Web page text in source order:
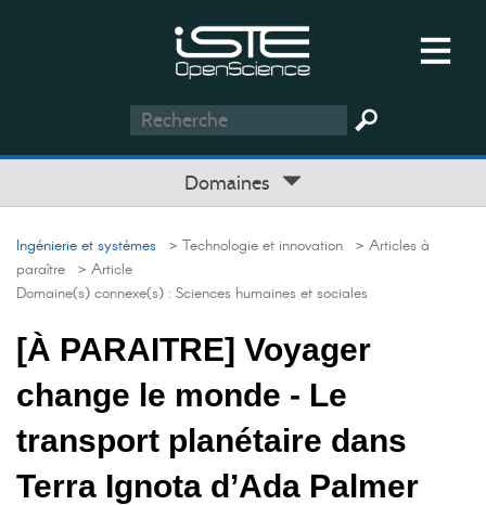
Domaines
Ingénierie et systèmes > Technologie et innovation > Articles à
paraître > Article
Domaine(s) connexe(s) : Sciences humaines et sociales
[À PARAITRE] Voyager
change le monde - Le
transport planétaire dans
Terra Ignota d’Ada Palmer